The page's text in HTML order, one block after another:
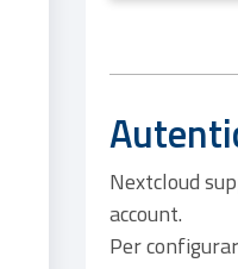
Nextcloud
account.
Per